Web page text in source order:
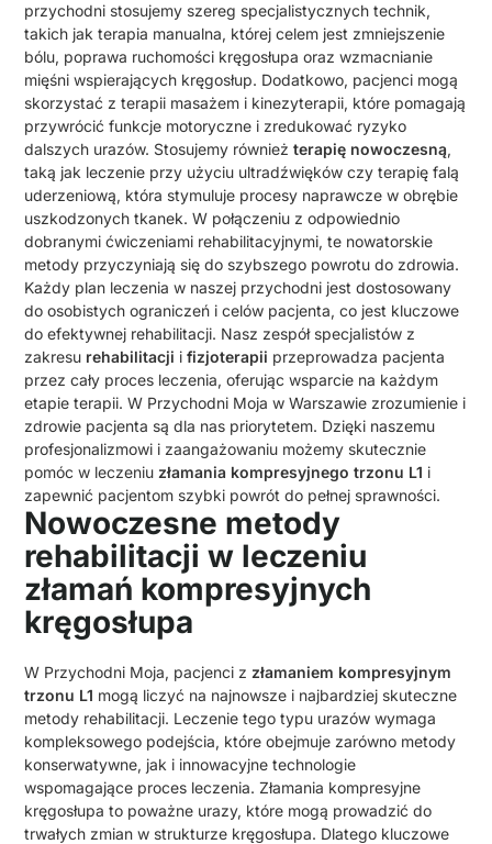
przychodni stosujemy szereg specjalistycznych technik,
takich jak terapia manualna, której celem jest zmniejszenie
bólu, poprawa ruchomości kręgosłupa oraz wzmacnianie
mięśni wspierających kręgosłup. Dodatkowo, pacjenci mogą
skorzystać z terapii masażem i kinezyterapii, które pomagają
przywrócić funkcje motoryczne i zredukować ryzyko
dalszych urazów. Stosujemy równieżterapię nowoczesną,
taką jak leczenie przy użyciu ultradźwięków czy terapię falą
uderzeniową, która stymuluje procesy naprawcze w obrębie
uszkodzonych tkanek. W połączeniu z odpowiednio
dobranymi ćwiczeniami rehabilitacyjnymi, te nowatorskie
metody przyczyniają się do szybszego powrotu do zdrowia.
Każdy plan leczenia w naszej przychodni jest dostosowany
do osobistych ograniczeń i celów pacjenta, co jest kluczowe
do efektywnej rehabilitacji. Nasz zespół specjalistów z
zakresu rehabilitacji ifizjoterapii przeprowadza pacjenta
przez cały proces leczenia, oferując wsparcie na każdym
etapie terapii. W Przychodni Moja w Warszawie zrozumienie i
zdrowie pacjenta są dla nas priorytetem. Dzięki naszemu
profesjonalizmowi i zaangażowaniu możemy skutecznie
pomóc w leczeniuzłamania kompresyjnego trzonu L1 i
zapewnić pacjentom szybki powrót do pełnej sprawności.
Nowoczesne metody
rehabilitacji w leczeniu
złamań kompresyjnych
kręgosłupa
W Przychodni Moja, pacjenci zzłamaniem kompresyjnym
trzonu L1 mogą liczyć na najnowsze i najbardziej skuteczne
metody rehabilitacji. Leczenie tego typu urazów wymaga
kompleksowego podejścia, które obejmuje zarówno metody
konserwatywne, jak i innowacyjne technologie
wspomagające proces leczenia. Złamania kompresyjne
kręgosłupa to poważne urazy, które mogą prowadzić do
trwałych zmian w strukturze kręgosłupa. Dlatego kluczowe